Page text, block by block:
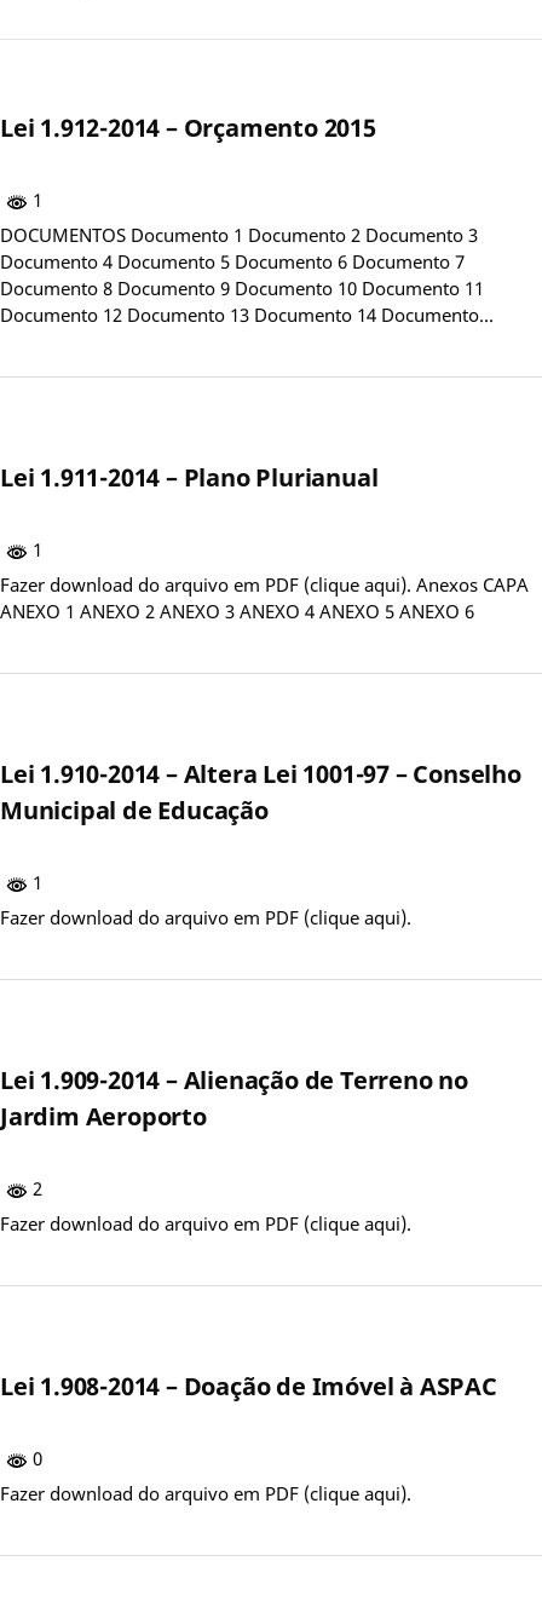
Lei 1.912-2014 – Orçamento 2015
1
DOCUMENTOS Documento 1 Documento 2 Documento 3
Documento 4 Documento 5 Documento 6 Documento 7
Documento 8 Documento 9 Documento 10 Documento 11
Documento 12 Documento 13 Documento 14 Documento…
Lei 1.911-2014 – Plano Plurianual
1
Fazer download do arquivo em PDF (clique aqui). Anexos CAPA
ANEXO 1 ANEXO 2 ANEXO 3 ANEXO 4 ANEXO 5 ANEXO 6
Lei 1.910-2014 – Altera Lei 1001-97 – Conselho
Municipal de Educação
1
Fazer download do arquivo em PDF (clique aqui).
Lei 1.909-2014 – Alienação de Terreno no
Jardim Aeroporto
2
Fazer download do arquivo em PDF (clique aqui).
Lei 1.908-2014 – Doação de Imóvel à ASPAC
0
Fazer download do arquivo em PDF (clique aqui).